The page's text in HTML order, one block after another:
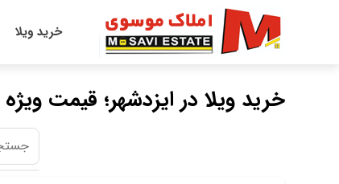
خرید ویلا
خرید ویلا در ایزدشهر؛ قیمت